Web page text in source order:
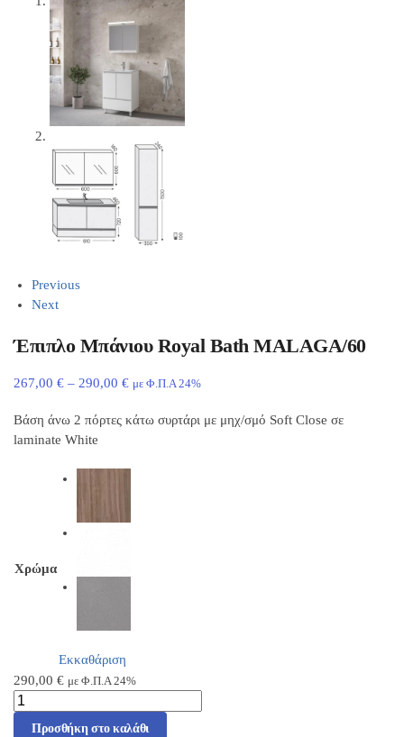
Previous
Next
Έπιπλο Μπάνιου Royal Bath MALAGA/60
267,00 € – 290,00 € με Φ.Π.Α 24%
Βάση άνω 2 πόρτες κάτω συρτάρι με μηχ/σμό Soft Close σε
laminate White
Χρώμα
Εκκαθάριση
290,00 € με Φ.Π.Α 24%
Προσθήκη στο καλάθι